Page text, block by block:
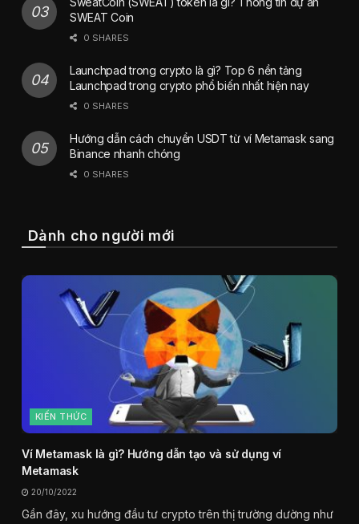
SWEAT Coin
0 SHARES
Launchpad trong crypto là gì? Top 6 nền tảng
Launchpad trong crypto phổ biến nhất hiện nay
0 SHARES
Hướng dẫn cách chuyển USDT từ ví Metamask sang
Binance nhanh chóng
0 SHARES
Dành cho người mới
KIẾN THỨC
Ví Metamask là gì? Hướng dẫn tạo và sử dụng ví
Metamask
20/10/2022
Gần đây, xu hướng đầu tư crypto trên thị trường dường như